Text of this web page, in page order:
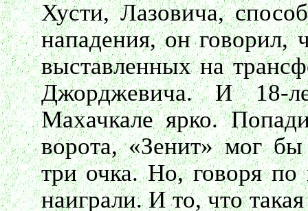
Хусти, Лазовича,
нападения, он говорил,
выставленных на
Джорджевича. И 18-
Махачкале ярко.
ворота, «Зенит» мог
три очка. Но, говоря
наиграли. И то, что